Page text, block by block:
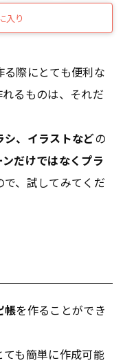
入り
際にとても便利な
るものは、それだ
シ、イラストなどの
だけではなくプラ
で、試してみてくだ
帳を作ることができ
も簡単に作成可能